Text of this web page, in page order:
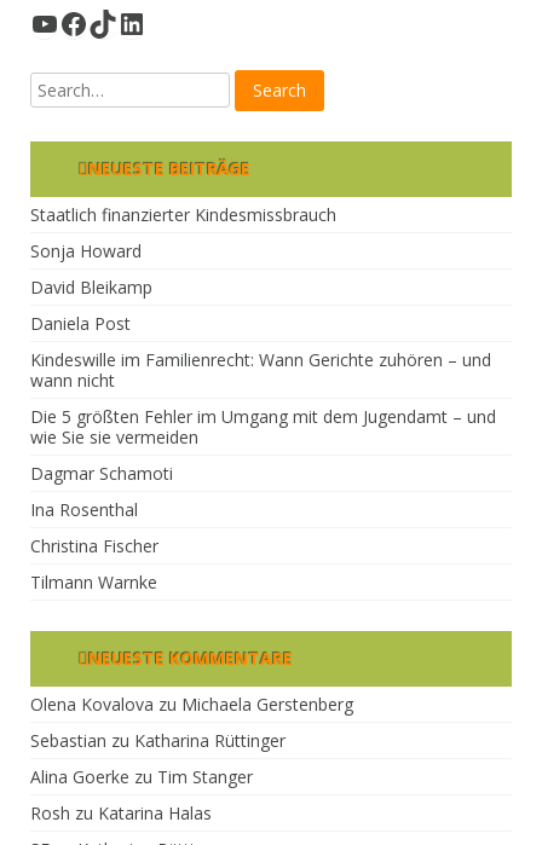
YouTube
Facebook
TikTok
LinkedIn
NEUESTE BEITRÄGE
Staatlich finanzierter Kindesmissbrauch
Sonja Howard
David Bleikamp
Daniela Post
Kindeswille im Familienrecht: Wann Gerichte zuhören – und
wann nicht
Die 5 größten Fehler im Umgang mit dem Jugendamt – und
wie Sie sie vermeiden
Dagmar Schamoti
Ina Rosenthal
Christina Fischer
Tilmann Warnke
NEUESTE KOMMENTARE
Olena Kovalova zu Michaela Gerstenberg
Sebastian zu Katharina Rüttinger
Alina Goerke zu Tim Stanger
Rosh zu Katarina Halas